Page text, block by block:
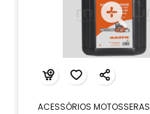
ACESSÓRIOS MOTOSSERAS